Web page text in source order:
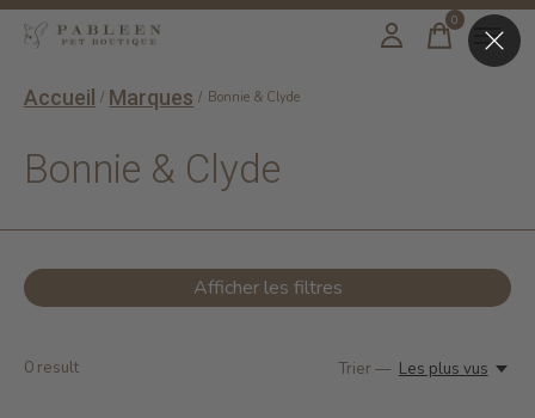
0items
Accueil / Marques / Bonnie & Clyde
Bonnie & Clyde
Afficher les filtres
0 result Trier — Les plus vus